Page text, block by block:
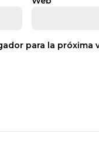
para la próxima